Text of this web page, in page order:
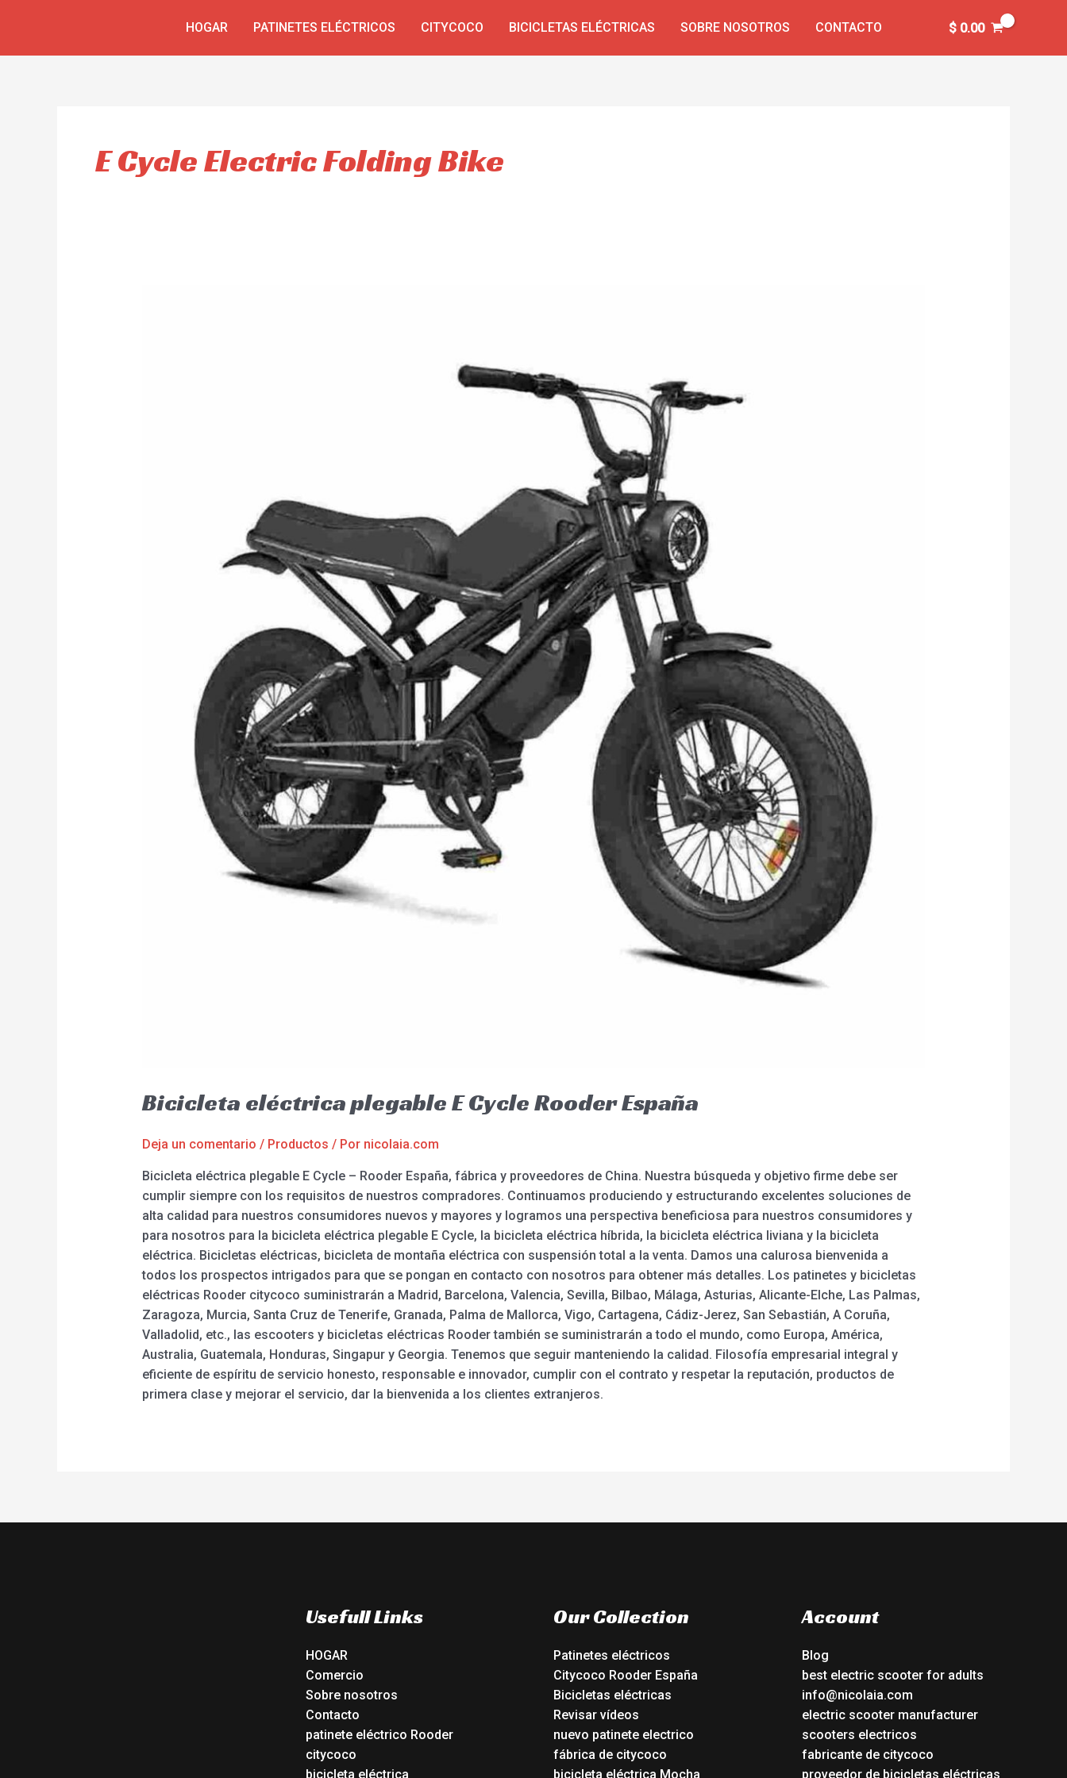
HOGAR PATINETES ELÉCTRICOS CITYCOCO BICICLETAS ELÉCTRICAS SOBRE NOSOTROS CONTACTO $0.00
E Cycle Electric Folding Bike
Bicicleta eléctrica plegable E Cycle Rooder España
Deja un comentario / Productos / Por nicolaia.com
Bicicleta eléctrica plegable E Cycle – Rooder España, fábrica y proveedores de China. Nuestra búsqueda y objetivo firme debe ser
cumplir siempre con los requisitos de nuestros compradores. Continuamos produciendo y estructurando excelentes soluciones de
alta calidad para nuestros consumidores nuevos y mayores y logramos una perspectiva beneficiosa para nuestros consumidores y
para nosotros para la bicicleta eléctrica plegable E Cycle, la bicicleta eléctrica híbrida, la bicicleta eléctrica liviana y la bicicleta
eléctrica. Bicicletas eléctricas, bicicleta de montaña eléctrica con suspensión total a la venta. Damos una calurosa bienvenida a
todos los prospectos intrigados para que se pongan en contacto con nosotros para obtener más detalles. Los patinetes y bicicletas
eléctricas Rooder citycoco suministrarán a Madrid, Barcelona, Valencia, Sevilla, Bilbao, Málaga, Asturias, Alicante-Elche, Las Palmas,
Zaragoza, Murcia, Santa Cruz de Tenerife, Granada, Palma de Mallorca, Vigo, Cartagena, Cádiz-Jerez, San Sebastián, A Coruña,
Valladolid, etc., las escooters y bicicletas eléctricas Rooder también se suministrarán a todo el mundo, como Europa, América,
Australia, Guatemala, Honduras, Singapur y Georgia. Tenemos que seguir manteniendo la calidad. Filosofía empresarial integral y
eficiente de espíritu de servicio honesto, responsable e innovador, cumplir con el contrato y respetar la reputación, productos de
primera clase y mejorar el servicio, dar la bienvenida a los clientes extranjeros.
Usefull Links
HOGAR
Comercio
Sobre nosotros
Contacto
patinete eléctrico Rooder
citycoco
bicicleta eléctrica
Our Collection
Patinetes eléctricos
Citycoco Rooder España
Bicicletas eléctricas
Revisar vídeos
nuevo patinete electrico
fábrica de citycoco
bicicleta eléctrica Mocha
Account
Blog
best electric scooter for adults
info@nicolaia.com
electric scooter manufacturer
scooters electricos
fabricante de citycoco
proveedor de bicicletas eléctricas